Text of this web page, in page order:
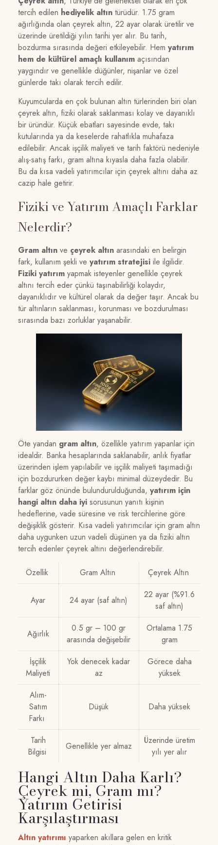
tercih edilen hediyelik altıntürüdür. 1.75 gram
ağırlığında olan çeyrek altın, 22 ayar olarak üretilir ve
üzerinde üretildiği yılın tarihi yer alır. Bu tarih,
bozdurma sırasında değeri etkileyebilir. Hem yatırım
hem de kültürel amaçlı kullanımaçısından
yaygındır ve genellikle düğünler, nişanlar ve özel
günlerde takı olarak tercih edilir.
Kuyumcularda en çok bulunan altın türlerinden biri olan
çeyrek altın, fiziki olarak saklanması kolay ve dayanıklı
bir üründür. Küçük ebatları sayesinde evde, takı
kutularında ya da keselerde rahatlıkla muhafaza
edilebilir. Ancak işçilik maliyeti ve tarih faktörü nedeniyle
alış-satış farkı, gram altına kıyasla daha fazla olabilir.
Bu da kısa vadeli yatırımcılar için çeyrek altını daha az
cazip hale getirir.
Fiziki ve Yatırım Amaçlı Farklar
Nelerdir?
Gram altınve çeyrek altınarasındaki en belirgin
fark, kullanım şekli ve yatırım stratejisiile ilgilidir.
Fiziki yatırımyapmak isteyenler genellikle çeyrek
altını tercih eder çünkü taşınabilirliği kolaydır,
dayanıklıdır ve kültürel olarak da değer taşır. Ancak bu
tür altınların saklanması, korunması ve bozdurulması
sırasında bazı zorluklar yaşanabilir.
Öte yandan gram altın, özellikle yatırım yapanlar için
idealdir. Banka hesaplarında saklanabilir, anlık fiyatlar
üzerinden işlem yapılabilir ve işçilik maliyeti taşımadığı
için bozdururken değer kaybı minimal düzeydedir. Bu
farklar göz önünde bulundurulduğunda, yatırım için
hangi altın daha iyisorusunun yanıtı kişinin
hedeflerine, vade süresine ve risk tercihlerine göre
değişiklik gösterir. Kısa vadeli yatırımcılar için gram altın
daha uygunken uzun vadeli düşünen ya da fiziki altın
tercih edenler çeyrek altını değerlendirebilir.
Özellik Gram Altın Çeyrek Altın
Ayar 24 ayar (saf altın)
22 ayar (%91.6
saf altın)
Ağırlık
0.5 gr – 100 gr
arasında değişebilir
Ortalama 1.75
gram
İşçilik
Maliyeti
Yok denecek kadar
az
Görece daha
yüksek
Alım-
Satım
Farkı
Düşük Daha yüksek
Tarih
Bilgisi
Genellikle yer almaz
Üzerinde üretim
yılı yer alır
Hangi Altın Daha Karlı?
Çeyrek mi, Gram mı?
Yatırım Getirisi
Karşılaştırması
Altın yatırımı yaparken akıllara gelen en kritik